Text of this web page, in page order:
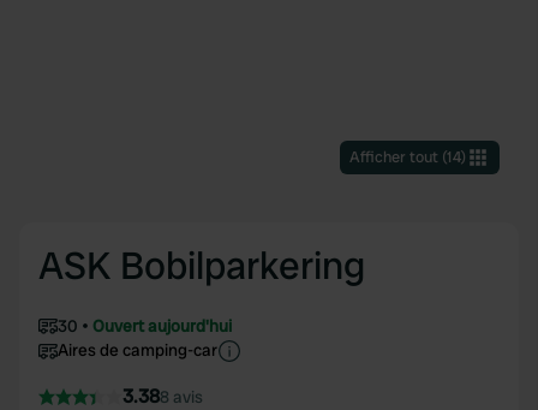
Afficher tout(14)
ASK Bobilparkering
30
Ouvert aujourd'hui
Aires de camping-car
3.388 avis